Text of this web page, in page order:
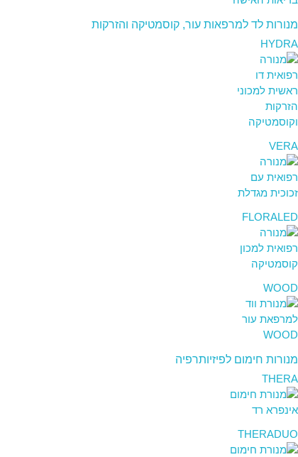
מנורות לד למרפאות עור, קוסמטיקה והזרקות
HYDRA
VERA
FLORALED
WOOD
מנורות חימום לפיזיותרפיה
THERA
THERADUO